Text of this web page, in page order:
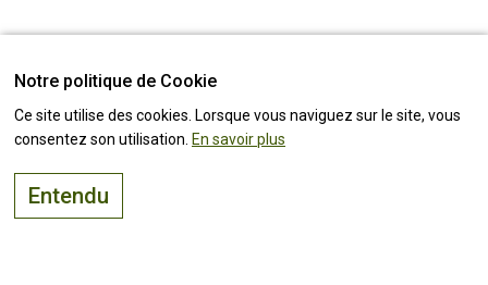
Notre politique de Cookie
Ce site utilise des cookies. Lorsque vous naviguez sur le site, vous
consentez son utilisation. En savoir plus
Entendu